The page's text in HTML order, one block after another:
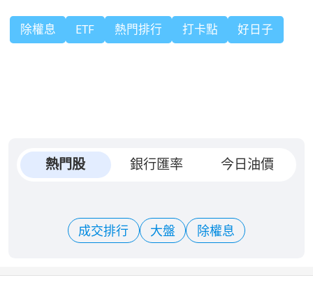
除權息 ETF 熱門排行 打卡點 好日子
熱門股 銀行匯率 今日油價
成交排行 大盤 除權息